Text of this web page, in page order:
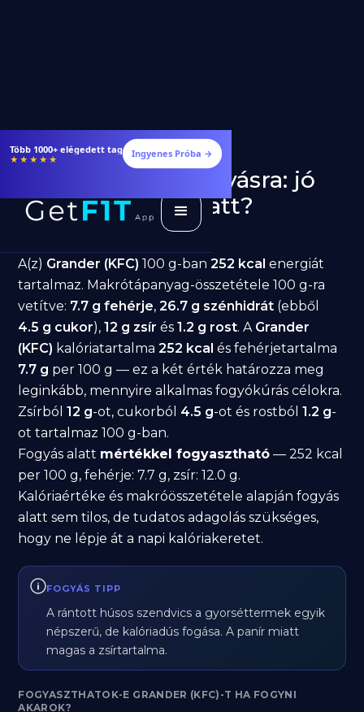
Több 1000+ elégedett tag
★★★★★ Ingyenes Próba →
Grander (KFC) fogyásra: jó
választás diéta alatt?
A(z) Grander (KFC) 100 g-ban252 kcal energiát
tartalmaz. Makrótápanyag-összetétele 100 g-ra
vetítve: 7.7 g fehérje,26.7 g szénhidrát (ebből
4.5 g cukor),12 g zsír és1.2 g rost. A Grander
(KFC) kalóriatartalma252 kcal és fehérjetartalma
7.7 g per 100 g — ez a két érték határozza meg
leginkább, mennyire alkalmas fogyókúrás célokra.
Zsírból12 g-ot, cukorból 4.5 g-ot és rostból1.2 g-
ot tartalmaz 100 g-ban.
Fogyás alatt mértékkel fogyasztható — 252 kcal
per 100 g, fehérje: 7.7 g, zsír: 12.0 g.
Kalóriaértéke és makróösszetétele alapján fogyás
alatt sem tilos, de tudatos adagolás szükséges,
hogy ne lépje át a napi kalóriakeretet.
FOGYÁS TIPP
A rántott húsos szendvics a gyorséttermek egyik
népszerű, de kalóriadús fogása. A panír miatt
magas a zsírtartalma.
FOGYASZTHATOK-E GRANDER (KFC)-T HA FOGYNI
AKAROK?